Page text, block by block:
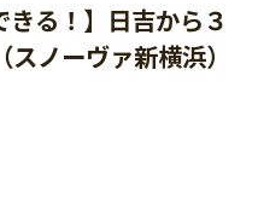
きる！】日吉から３
ノーヴァ新横浜）